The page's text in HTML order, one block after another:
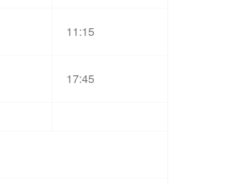
11:15
17:45